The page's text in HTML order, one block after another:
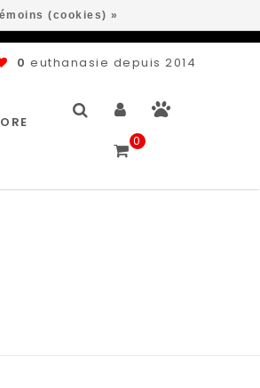
0 euthanasie depuis 2014
0
(cookies) »